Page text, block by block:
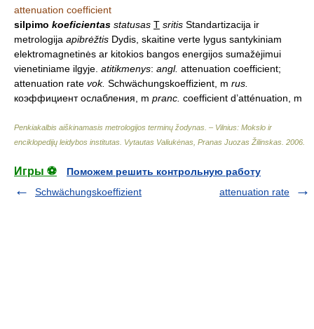
attenuation coefficient
silpimo koeficientas statusas T sritis Standartizacija ir
metrologija apibrėžtis Dydis, skaitine verte lygus santykiniam
elektromagnetinės ar kitokios bangos energijos sumažėjimui
vienetiniame ilgyje. atitikmenys: angl. attenuation coefficient;
attenuation rate vok. Schwächungskoeffizient, m rus.
коэффициент ослабления, m pranc. coefficient d’atténuation, m
Penkiakalbis aiškinamasis metrologijos terminų žodynas. – Vilnius: Mokslo ir
enciklopedijų leidybos institutas Vytautas Valiukėnas, Pranas Juozas Žilinskas 2006
Игры ⚽
Поможем решить контрольную работу
Schwächungskoeffizient
attenuation rate